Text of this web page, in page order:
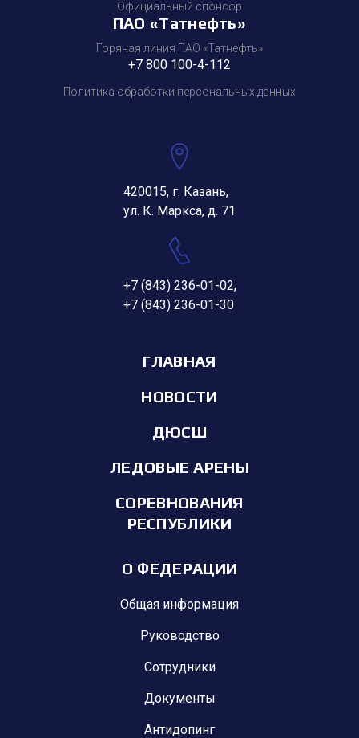
Официальный спонсор
ПАО «Татнефть»
Горячая линия ПАО «Татнефть»
+7 800 100-4-112
Политика обработки персональных данных
420015, г. Казань,
ул. К. Маркса, д. 71
+7 (843) 236-01-02,
+7 (843) 236-01-30
ГЛАВНАЯ
НОВОСТИ
ДЮСШ
ЛЕДОВЫЕ АРЕНЫ
СОРЕВНОВАНИЯ
РЕСПУБЛИКИ
О ФЕДЕРАЦИИ
Общая информация
Руководство
Сотрудники
Документы
Антидопинг